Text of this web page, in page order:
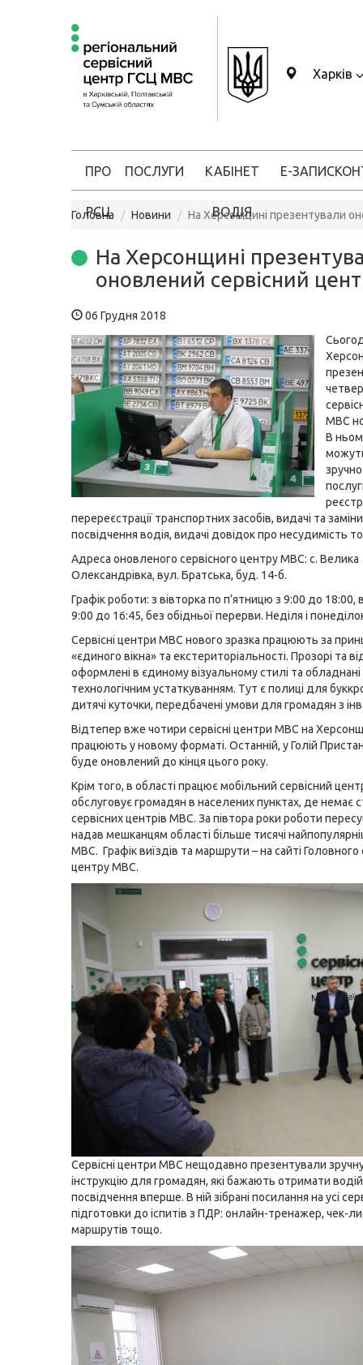
Харків
ПРО
РСЦ
ПОСЛУГИ КАБІНЕТ
ВОДІЯ
Е-ЗАПИС
Головна Новини На Херсонщині презентували
На Херсонщині
оновлений сервісний
06 Грудня 2018
МВС
В
перереєстрації транспортних засобів, видачі та заміни
посвідчення водія, видачі довідок про несудимість
Адреса оновленого сервісного центру МВС: с. Велика
Олександрівка, вул. Братська, буд. 14-б.
Графік роботи: з вівторка по п’ятницю з 9:00 до 18:00,
9:00 до 16:45, без обідньої перерви. Неділя і
Сервісні центри МВС нового зразка працюють за
«єдиного вікна» та екстериторіальності. Прозорі та
оформлені в єдиному візуальному стилі та
технологічним устаткуванням. Тут є полиці для
дитячі куточки, передбачені умови для громадян з
Відтепер вже чотири сервісні центри МВС на
працюють у новому форматі. Останній, у Голій
буде оновлений до кінця цього року.
Крім того, в області працює мобільний сервісний
обслуговує громадян в населених пунктах, де немає
сервісних центрів МВС. За півтора роки роботи
надав мешканцям області більше тисячі
МВС. Графік виїздів та маршрути –на сайті Головного
центру МВС.
Сервісні центри МВС нещодавно презентували
інструкцію для громадян, які бажають отримати
посвідчення вперше. В ній зібрані посилання на усі
підготовки до іспитів з ПДР: онлайн-тренажер, чек-
маршрутів тощо.